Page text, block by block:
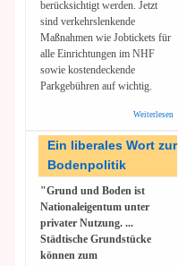
berücksichtigt werden. Jetzt
sind verkehrslenkende
Maßnahmen wie Jobtickets für
alle Einrichtungen im NHF
sowie kostendeckende
Parkgebühren auf wichtig.
Weiterlesen
Ein liberales Wort zur
Bodenpolitik
"Grund und Boden ist
Nationaleigentum unter
privater Nutzung. ...
Städtische Grundstücke
können zum